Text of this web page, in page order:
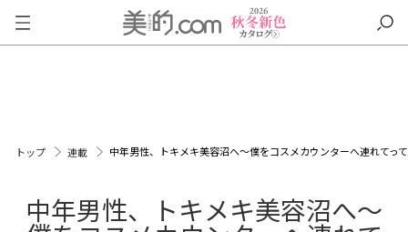
トップ 連載 中年男性、トキメキ美容沼へ〜僕をコスメカウンターへ連れてっ
中年男性、トキメキ美容沼へ〜